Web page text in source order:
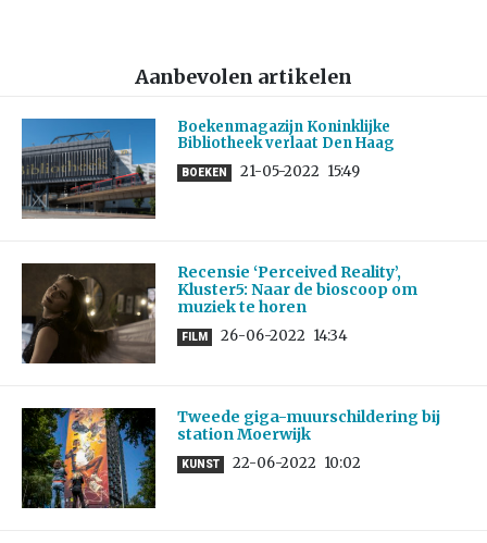
Aanbevolen artikelen
Boekenmagazijn Koninklijke
Bibliotheek verlaat Den Haag
BOEKEN 21-05-2022 15:49
Recensie ‘Perceived Reality’,
Kluster5: Naar de bioscoop om
muziek te horen
FILM 26-06-2022 14:34
Tweede giga-muurschildering bij
station Moerwijk
KUNST 22-06-2022 10:02